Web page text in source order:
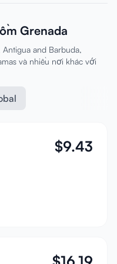
Grenada
and Barbuda,
và nhiều nơi khác với
$9.43